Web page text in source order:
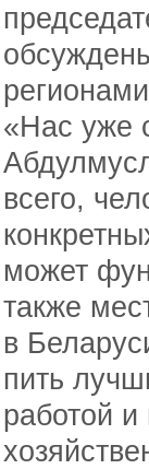
«Нас уже
всего,
может
также
в
пить
работой